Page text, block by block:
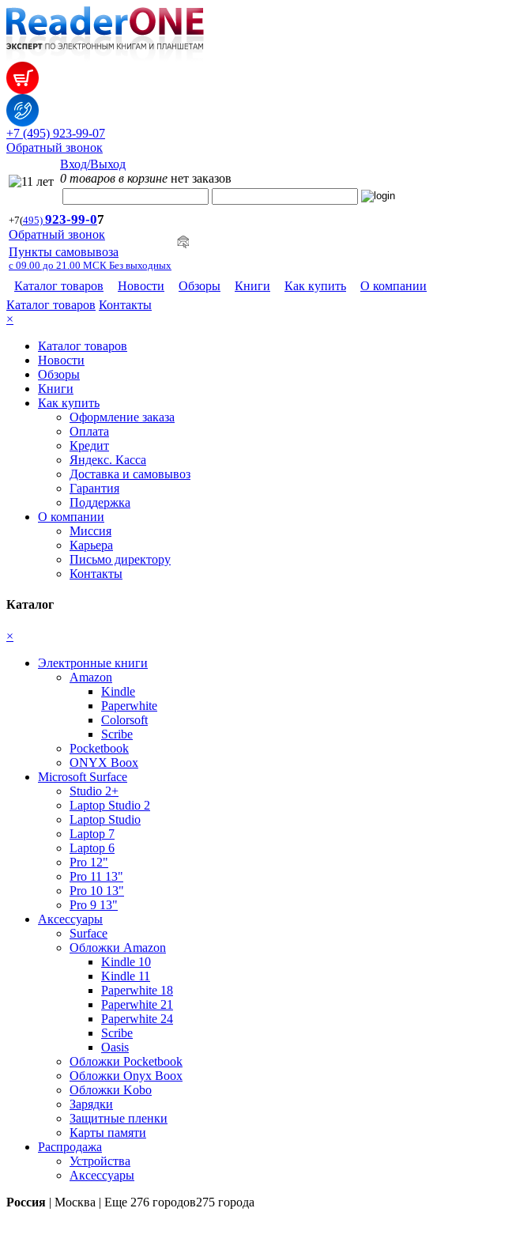
+7 (495) 923-99-07
Обратный звонок
Вход/Выход
0 товаров в корзине нет заказов
+7(495) 923-99-07
Обратный звонок
Пункты самовывоза
с 09.00 до 21.00 МСК Без выходных
Каталог товаров Новости Обзоры Книги Как купить
О компании
Каталог товаров Контакты
×
Каталог товаров
Новости
Обзоры
Книги
Как купить
Оформление заказа
Оплата
Кредит
Яндекс. Касса
Доставка и самовывоз
Гарантия
Поддержка
О компании
Миссия
Карьера
Письмо директору
Контакты
Каталог
×
Электронные книги
Amazon
Kindle
Paperwhite
Colorsoft
Scribe
Pocketbook
ONYX Boox
Microsoft Surface
Studio 2+
Laptop Studio 2
Laptop Studio
Laptop 7
Laptop 6
Pro 12"
Pro 11 13"
Pro 10 13"
Pro 9 13"
Аксессуары
Surface
Обложки Amazon
Kindle 10
Kindle 11
Paperwhite 18
Paperwhite 21
Paperwhite 24
Scribe
Oasis
Обложки Pocketbook
Обложки Onyx Boox
Обложки Kobo
Зарядки
Защитные пленки
Карты памяти
Распродажа
Устройства
Аксессуары
Россия | Москва | Еще 276 городов275 города